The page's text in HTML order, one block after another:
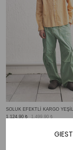
1,124.90 ₺
1,499.90 ₺